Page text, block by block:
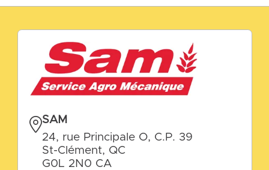
SAM
24, rue Principale O, C.P. 39
St-Clément, QC
G0L 2N0 CA